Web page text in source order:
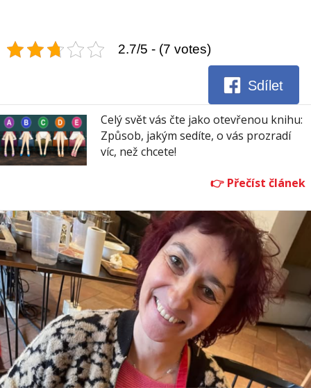
2.7/5 - (7 votes)
Sdílet
Celý svět vás čte jako otevřenou knihu:
Způsob, jakým sedíte, o vás prozradí
víc, než chcete!